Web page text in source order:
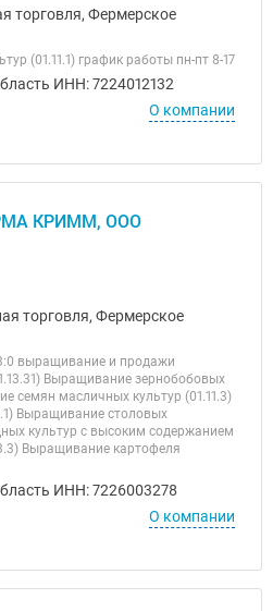
торговля, Фермерское
(01.11.1) график работы пн-пт 8-17
ИНН: 7224012132
О компании
КРИММ, ООО
торговля, Фермерское
выращивание и продажи
Выращивание зернобобовых
семян масличных культур (01.11.3)
Выращивание столовых
культур с высоким содержанием
Выращивание картофеля
ИНН: 7226003278
О компании